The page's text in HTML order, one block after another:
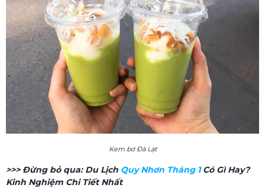
Kem bơ Đà Lạt
>>> Đừng bỏ qua: Du Lịch Quy Nhơn Tháng 1 Có Gì Hay?
Kinh Nghiệm Chi Tiết Nhất